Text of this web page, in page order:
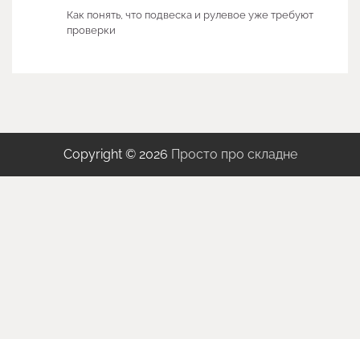
Как понять, что подвеска и рулевое уже требуют
проверки
Copyright © 2026 Просто про складне